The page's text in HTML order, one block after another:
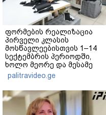
ფორმების რეალიზაცია
პირველი კლასის
მოსწავლეებისთვის 1–14
სექტემბრის პერიოდში,
ხოლო მეორე და მესამე
ეტაპებზე...
palitravideo.ge